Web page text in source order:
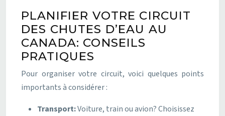
PLANIFIER VOTRE CIRCUIT
DES CHUTES D’EAU AU
CANADA: CONSEILS
PRATIQUES
Pour organiser votre circuit, voici quelques points
importants à considérer :
Transport:Voiture, train ou avion? Choisissez